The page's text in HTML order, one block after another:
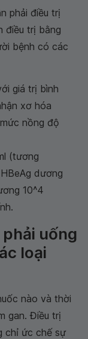
phải điều trị
điều trị bằng
bệnh có các
giá trị bình
xơ hóa
nồng độ
(tương
dương
10^4
uống
loại
nào và thời
gan. Điều trị
chỉ ức chế sự